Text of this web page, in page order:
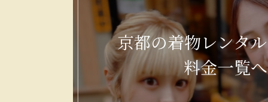
京都の着物レンタ
料金一覧へ